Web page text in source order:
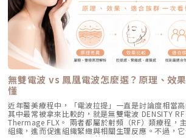
實防曬」，並在術後一週內暫停使用美白、酸類或
可。對於忙碌的現代人來說，是非常友善的午休醫
權，抗痘不再是一場苦戰青春痘從來就不只是一個
刻地牽動著個人的自信心與社交生活。過去，嚴重
難：任憑痘痘反覆肆虐，或是無奈忍受口服藥物的
年新一代抗痘武器AviClear 戰痘雷射（1726nm）
與深受痘痘困擾的患者，提供了一個全新、安全且具
答。它成功將抗痘戰場，從伴隨負擔的全身性藥物
皮脂腺控制，從源頭阻斷致痘環境。如果你也厭倦
輪迴，渴望重新擁有一張清爽、穩定、不易泛油光
業醫師進行完整的膚況評估。透過精準的雷射療程規
離痘疤與油光的全新未來！
道。這種「微破壞」能直接啟動肌膚天然的傷口癒
彈力蛋白增生。更棒的是，這些微通道能像海綿一
華（如生長因子、高濃度玻尿酸）的吸收率，達到
群：老化型毛孔、淺層凹洞型毛孔、膚質粗糙者，
為敏感、希望降低反黑風險的族群（實際仍需由醫師
因為沒有雷射或電波的「熱傷害」，所以術後照顧相
低。做完後通常會有 1~3 天的微泛紅，能溫和改善
興療程。醫美療程怎麼選？重點大評比為了讓你更
了五大主力療程的比較表：療程後的關鍵：醫美術
入療程本身，卻忽略術後照護的重要性，可能影響
沉澱風險。掌握以下三大原則，有助於穩定膚況並延
濕修護雷射或電波療程後，肌膚屏障暫時較為脆弱
失。建議選擇成分單純、無香精與酒精的保濕與修護
醯胺），協助維持肌膚修復所需的穩定環境。2. 落
外線較為敏感，建議使用足夠防曬係數（如
子、陽傘等物理性防曬，以降低色素沉澱的風險。3.
適，也能減少後續的發炎反應，讓整體修復期縮短
技術在 532 奈米波長下，Reepot 的能量並非以高
械式的震動作用使色素顆粒鬆動、分離，再交由身
同時保護真皮層的血管結構，減少對健康組織的影
也降低出現過度刺激或色素反應的可能性。透過這
Reepot 不只是單純「把斑點打掉」，而是以更安全
素問題，也更符合現代人對於恢復期短、風險低的
斑點一撕即除？人工皮代謝讓改善更有感為什麼
除人工皮時同步帶走斑點」？這與它的能量作用與
Reepot 透過 532 nm 能量搭配冷剝離技術，使表
層；治療後覆蓋的人工皮則提供穩定、封閉式的修復
間被更完整地固定在表皮。當人工皮在回診時由專業
同部分色素會一併脫落，因此能呈現出「一撕即除
護與機械式震動相結合的方式，讓斑點代謝更有感，
誰適合做 Reepot？讓你一眼就能找到自己的定位
膚需求： 曬斑、雀斑、老人斑、顴骨母斑 膚色暗沉
不夠緊實，電波通常會是可以評估的方向。但要注
變成另一張臉。效果通常會分成兩個階段：一部分
感，後續則會隨著膠原蛋白慢慢新生，讓緊緻度逐
點在聚焦超音波與深層拉提音波拉提使用的是 聚焦
稱包含 HIFU、MFU 或 MFU-V。它的特色是可以把
成一個個熱凝結點，刺激組織收縮與膠原蛋白新生
同深度探頭，將能量作用到接近深層支撐結構的位置
SMAS 筋膜層。SMAS 是臉部支撐結構的一部分，
個層次。音波的概念，就是透過非侵入式方式，把
構，幫助輪廓往上拉。所以音波常見的效果感受包
肉改善、臉部線條變順、雙下巴或下半臉鬆垂感變少
紋，而是「臉往下掉」、「輪廓線越來越模糊」、
音波通常會比電波更貼近你的需求。不過音波也不
效。不同部位需要不同探頭、不同深度與不同發數，
肪厚度、骨架與皮膚狀況去規劃。打錯層次、能量
能影響效果與安全性。電波、音波、傳統拉皮手術差異表 項目 電波
無雙電波 vs 鳳凰電波怎麼選？原理、效
懂
近年醫美療程中，「電波拉提」一直是討論度相當
其中最常被拿來比較的，就是無雙電波 DENSITY
Thermage FLX。 兩者都屬於射頻（RF）類療程，
組織，進而促進組織緊緻與相關生理反應。不過，